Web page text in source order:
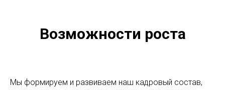
Возможности роста
Мы формируем и развиваем наш кадровый состав,